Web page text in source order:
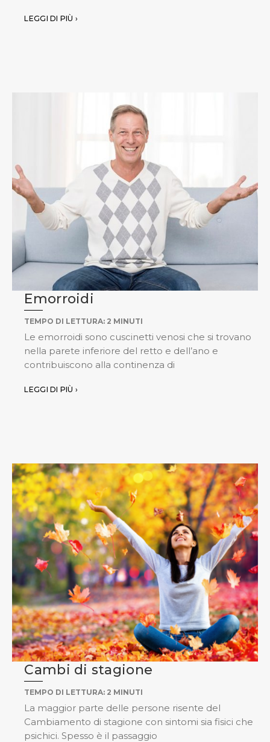
LEGGI DI PIÙ ›
Emorroidi
TEMPO DI LETTURA: 2 MINUTI
Le emorroidi sono cuscinetti venosi che si trovano
nella parete inferiore del retto e dell’ano e
contribuiscono alla continenza di
LEGGI DI PIÙ ›
Cambi di stagione
TEMPO DI LETTURA: 2 MINUTI
La maggior parte delle persone risente del
Cambiamento di stagione con sintomi sia fisici che
psichici. Spesso è il passaggio